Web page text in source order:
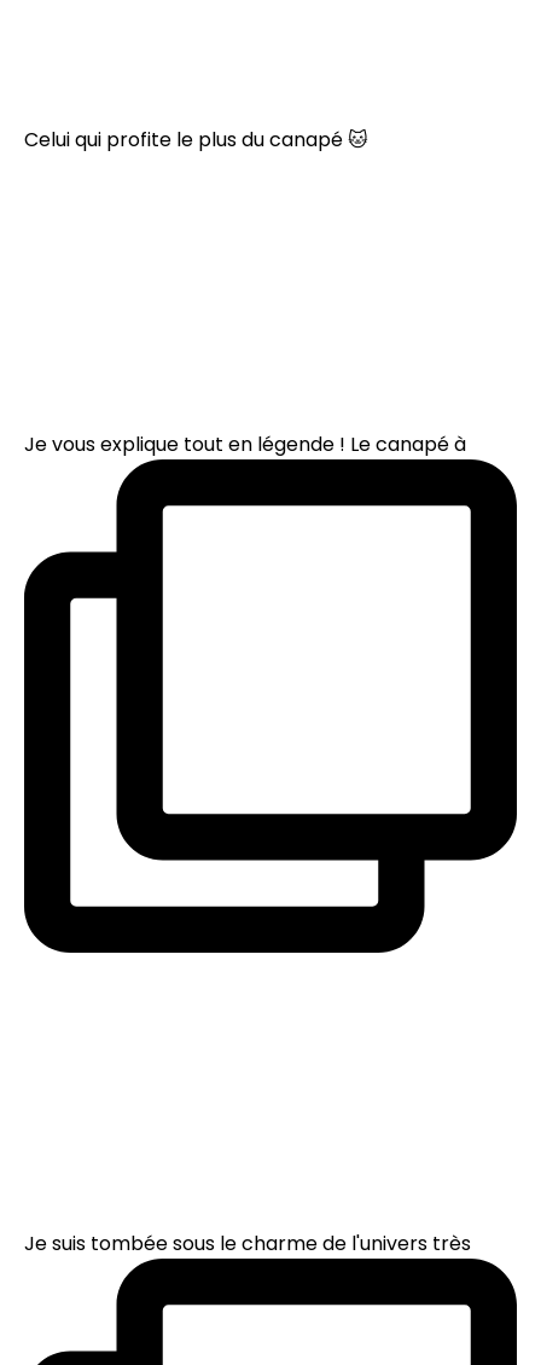
Celui qui profite le plus du canapé 🐱
Je vous explique tout en légende ! Le canapé à
Je suis tombée sous le charme de l'univers très